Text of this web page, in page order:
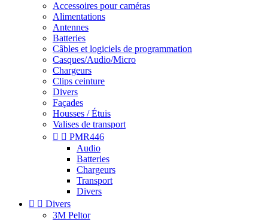
Accessoires pour caméras
Alimentations
Antennes
Batteries
Câbles et logiciels de programmation
Casques/Audio/Micro
Chargeurs
Clips ceinture
Divers
Façades
Housses / Étuis
Valises de transport
  PMR446
Audio
Batteries
Chargeurs
Transport
Divers
  Divers
3M Peltor